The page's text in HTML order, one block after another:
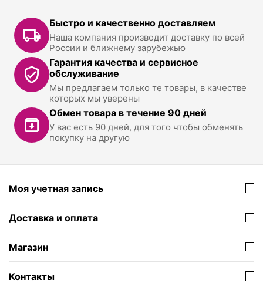
Быстро и качественно доставляем
Наша компания производит доставку по всей
России и ближнему зарубежью
Гарантия качества и сервисное
обслуживание
Мы предлагаем только те товары, в качестве
которых мы уверены
Обмен товара в течение 90 дней
У вас есть 90 дней, для того чтобы обменять
покупку на другую
Моя учетная запись
Доставка и оплата
Магазин
Контакты